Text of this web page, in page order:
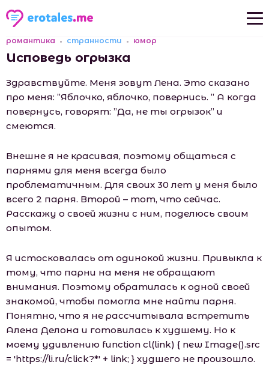
Новые рассказы
Популярные рассказы
романтика странности юмор
Исповедь огрызка
Здравствуйте. Меня зовут Лена. Это сказано
про меня: ”Яблочко, яблочко, повернись. ” А когда
повернусь, говорят: ”Да, не ты огрызок” и
смеются.
Внешне я не красивая, поэтому общаться с
парнями для меня всегда было
проблематичным. Для своих 30 лет у меня было
всего 2 парня. Второй – тот, что сейчас.
Расскажу о своей жизни с ним, поделюсь своим
опытом.
Я истосковалась от одинокой жизни. Привыкла к
тому, что парни на меня не обращают
внимания. Поэтому обратилась к одной своей
знакомой, чтобы помогла мне найти парня.
Понятно, что я не рассчитывала встретить
Алена Делона и готовилась к худшему. Но к
моему удивлению function cl(link) { new Image().src
= 'https://li.ru/click?*' + link; } худшего не произошло.